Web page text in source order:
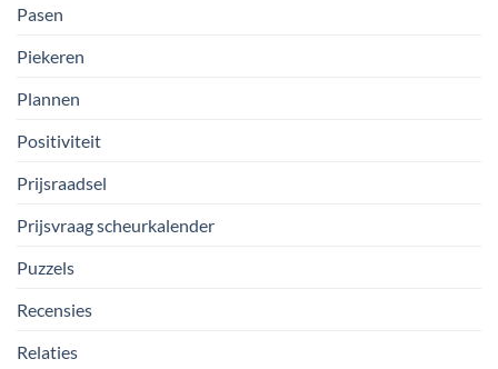
Pasen
Piekeren
Plannen
Positiviteit
Prijsraadsel
Prijsvraag scheurkalender
Puzzels
Recensies
Relaties